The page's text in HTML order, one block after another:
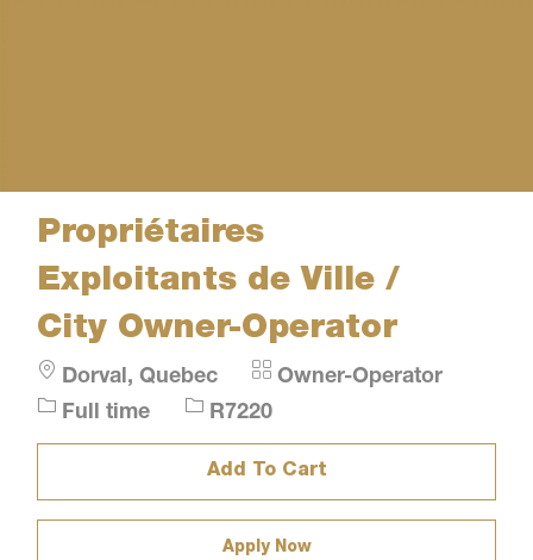
Propriétaires
Exploitants de Ville /
City Owner-Operator
Location
Dorval, Quebec Category
Owner-Operator
Job
Type
Full time
Job
Id
R7220
Add To Cart
Apply Now